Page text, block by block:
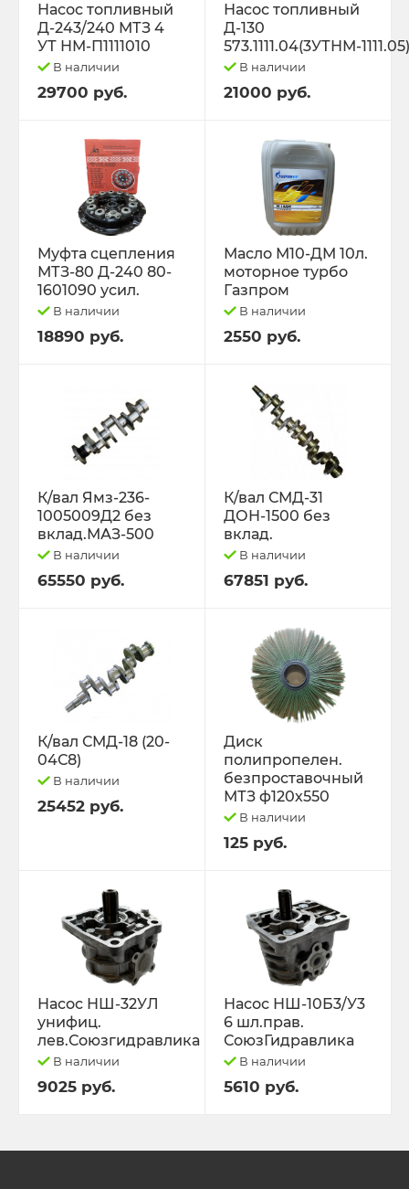
Насос топливный
Д-243/240 МТЗ 4
УТ НМ-П1111010
В наличии
29700 руб.
Насос топливный
Д-130
573.1111.04(3УТНМ-1111.05)
В наличии
21000 руб.
Муфта сцепления
МТЗ-80 Д-240 80-
1601090 усил.
В наличии
18890 руб.
Масло М10-ДМ 10л.
моторное турбо
Газпром
В наличии
2550 руб.
К/вал Ямз-236-
1005009Д2 без
вклад.МАЗ-500
В наличии
65550 руб.
К/вал СМД-31
ДОН-1500 без
вклад.
В наличии
67851 руб.
К/вал СМД-18 (20-
04С8)
В наличии
25452 руб.
Диск
полипропелен.
безпроставочный
МТЗ ф120х550
В наличии
125 руб.
Насос НШ-32УЛ
унифиц.
лев.Союзгидравлика
В наличии
9025 руб.
Насос НШ-10Б3/У3
6 шл.прав.
СоюзГидравлика
В наличии
5610 руб.